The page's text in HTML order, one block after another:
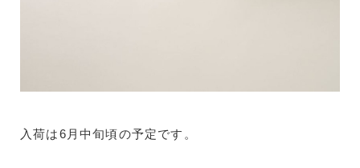
入荷は6月中旬頃の予定です。